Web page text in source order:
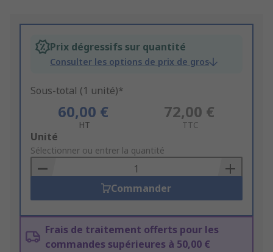
Prix dégressifs sur quantité
Consulter les options de prix de gros
Sous-total (1 unité)*
60,00 €
HT
72,00 €
TTC
Add
to
Basket
Unité
Sélectionner ou entrer la quantité
Commander
Frais de traitement offerts pour les
commandes supérieures à 50,00 €